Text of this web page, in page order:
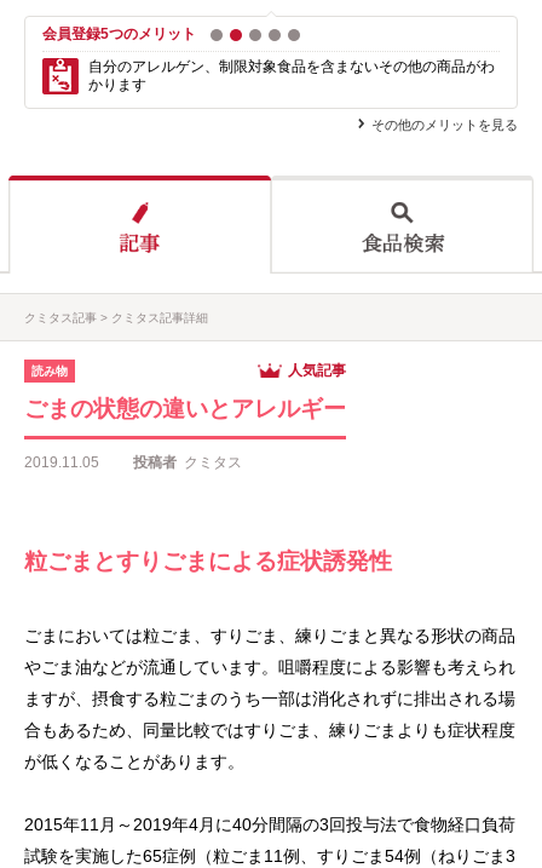
会員登録5つのメリット 1 2 3 4
自分のアレルゲン、制限対象食品を含まないその他の商品がわ
かります
その他のメリットを見る
クミタス記事 クミタス記事詳細
読み物 人気記事
ごまの状態の違いとアレルギー
2019.11.05 投稿者 クミタス
粒ごまとすりごまによる症状誘発性
ごまにおいては粒ごま、すりごま、練りごまと異なる形状の商品
やごま油などが流通しています。咀嚼程度による影響も考えられ
ますが、摂食する粒ごまのうち一部は消化されずに排出される場
合もあるため、同量比較ではすりごま、練りごまよりも症状程度
が低くなることがあります。
2015年11月～2019年4月に40分間隔の3回投与法で食物経口負荷
試験を実施した65症例（粒ごま11例、すりごま54例（ねりごま3